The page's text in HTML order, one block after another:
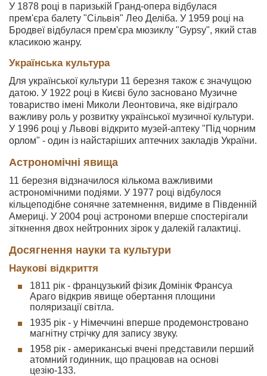
У 1878 році в паризькій Гранд-опера відбулася
прем'єра балету "Сільвія" Лео Деліба. У 1959 році на
Бродвеї відбулася прем'єра мюзиклу "Gypsy", який став
класикою жанру.
Українська культура
Для української культури 11 березня також є значущою
датою. У 1922 році в Києві було засновано Музичне
товариство імені Миколи Леонтовича, яке відіграло
важливу роль у розвитку української музичної культури.
У 1996 році у Львові відкрито музей-аптеку "Під чорним
орлом" - один із найстаріших аптечних закладів України.
Астрономічні явища
11 березня відзначилося кількома важливими
астрономічними подіями. У 1977 році відбулося
кільцеподібне сонячне затемнення, видиме в Південній
Америці. У 2004 році астрономи вперше спостерігали
зіткнення двох нейтронних зірок у далекій галактиці.
Досягнення науки та культури
Наукові відкриття
1811 рік - французький фізик Домінік Франсуа
Араго відкрив явище обертання площини
поляризації світла.
1935 рік - у Німеччині вперше продемонстровано
магнітну стрічку для запису звуку.
1958 рік - американські вчені представили перший
атомний годинник, що працював на основі
цезію-133.